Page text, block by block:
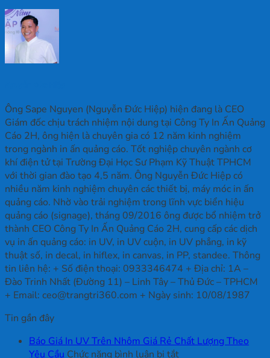
Ông Sape Nguyen (Nguyễn Đức Hiệp) hiện đang là CEO
Giám đốc chịu trách nhiệm nội dung tại Công Ty In Ấn Quảng
Cáo 2H, ông hiện là chuyên gia có 12 năm kinh nghiệm
trong ngành in ấn quảng cáo. Tốt nghiệp chuyên ngành cơ
khí điện tử tại Trường Đại Học Sư Phạm Kỹ Thuật TPHCM
với thời gian đào tạo 4,5 năm. Ông Nguyễn Đức Hiệp có
nhiều năm kinh nghiệm chuyên các thiết bị, máy móc in ấn
quảng cáo. Nhờ vào trải nghiệm trong lĩnh vực biển hiệu
quảng cáo (signage), tháng 09/2016 ông được bổ nhiệm trở
thành CEO Công Ty In Ấn Quảng Cáo 2H, cung cấp các dịch
vụ in ấn quảng cáo: in UV, in UV cuộn, in UV phẳng, in kỹ
thuật số, in decal, in hiflex, in canvas, in PP, standee. Thông
tin liên hệ: + Số điện thoại: 0933346474 + Địa chỉ: 1A –
Đào Trinh Nhất (Đường 11) – Linh Tây – Thủ Đức – TPHCM
+ Email: ceo@trangtri360.com + Ngày sinh: 10/08/1987
Tin gần đây
Báo Giá In UV Trên Nhôm Giá Rẻ Chất Lượng Theo
Yêu Cầu Chức năng bình luận bị tắtở